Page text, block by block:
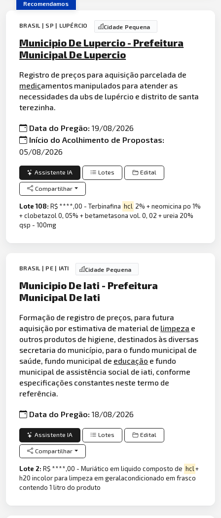
Recomendamos
BRASIL | SP | LUPÉRCIO Cidade Pequena
Municipio De Lupercio - Prefeitura
Municipal De Lupercio
Registro de preços para aquisição parcelada de
medicamentos manipulados para atender as
necessidades da ubs de lupércio e distrito de santa
terezinha.
Data do Pregão:19/08/2026
Início do Acolhimento de Propostas:
05/08/2026
Assistente IA Lotes Edital
Compartilhar
Lote 108:R$ ****,00 - Terbinafina hcl 2% + neomicina po 1%
+ clobetazol 0, 05% + betametasona vol. 0, 02 + ureia 20%
qsp - 100mg
BRASIL | PE | IATI Cidade Pequena
Municipio De Iati - Prefeitura
Municipal De Iati
Formação de registro de preços, para futura
aquisição por estimativa de material de limpeza e
outros produtos de higiene, destinados às diversas
secretaria do município, para o fundo municipal de
saúde, fundo municipal de educação e fundo
municipal de assistência social de iati, conforme
especificações constantes neste termo de
referência.
Data do Pregão:18/08/2026
Assistente IA Lotes Edital
Compartilhar
Lote 2:R$ ****,00 - Muriático em liquido composto de hcl+
h20 incolor para limpeza em geralacondicionado em frasco
contendo 1 litro do produto